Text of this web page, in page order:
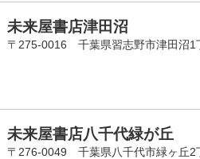
未来屋書店津田沼
〒275-0016 千葉県習志野市津田沼1
未来屋書店八千代緑が丘
〒276-0049 千葉県八千代市緑ヶ丘2